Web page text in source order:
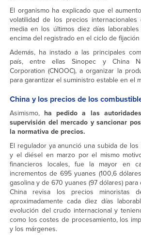
El organismo ha explicado que el
volatilidad de los precios
media en los últimos diez días
encima del registrado en el ciclo de
Además, ha instado a las principales
país, entre ellas Sinopec y China
Corporation (CNOOC), a organizar la
para garantizar el suministro estable en el
China y los precios de los
Asimismo, ha pedido a las
supervisión del mercado y sancionar
la normativa de precios.
El regulador ya anunció una subida de
y el diésel en marzo por el mismo
financieros locales, fue la mayor en
incrementos de 695 yuanes (100,6
gasolina y de 670 yuanes (97 dólares) para
China revisa los precios minoristas
aproximadamente cada diez días
evolución del crudo internacional y
como los costes de procesamiento, los
y los márgenes.